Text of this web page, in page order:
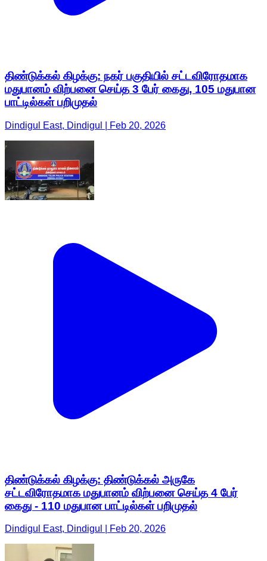
திண்டுக்கல் கிழக்கு: நகர் பகுதியில் சட்டவிரோதமாக
மதுபானம் விற்பனை செய்த 3 பேர் கைது, 105 மதுபான
பாட்டில்கள் பறிமுதல்
Dindigul East, Dindigul | Feb 20, 2026
திண்டுக்கல் கிழக்கு: திண்டுக்கல் அருகே
சட்டவிரோதமாக மதுபானம் விற்பனை செய்த 4 பேர்
கைது - 110 மதுபான பாட்டில்கள் பறிமுதல்
Dindigul East, Dindigul | Feb 20, 2026